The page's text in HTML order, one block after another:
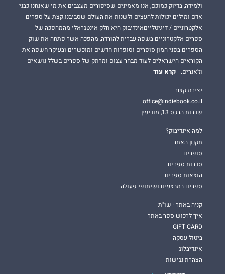
ולמידה, בדיוק כמוכם, אנו מאמינים שסיפורים מעצבים את מי שאנחנו כבני
אדם ומילים יכולות להעצים ולשנות את העולם שסביבנו.קצת על ספרים
אלקטרוניים / דיגיטלייםאינדיבוק היא חלק אינטגראלי מהמהפכה של
ספרים אלקטרוניים בשפה עברית להורדה, מהפכה אשר פתחה את שוק
הספרים בפני המון סופרים וסופרות חדשים ומוכשרים ובעיקר חשפה את
הקוראים הישראלים לעוד מבחר עצום ומרתק של ספרים בשלל נושאים
וז'אנרים.
קרא עוד
יצירת קשר
office@indiebook.co.il
שדרות הרכס 13, מודיעין
למה אינדיבוק?
תקנון האתר
סופרים
סדרות ספרים
הוצאות ספרים
ספרים במבצעים ושיתופי פעולה
קניה באתר - שו"ת
איך לרכוש ספר באתר
GIFT CARD
ביטול עסקה
אינדיבלוג
הצהרת נגישות